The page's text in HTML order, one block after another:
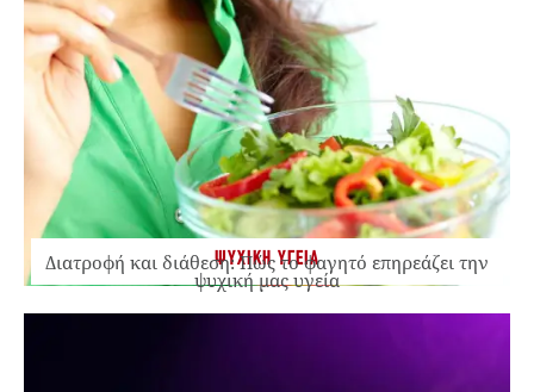
ΨΥΧΙΚΗ ΥΓΕΙΑ
Διατροφή και διάθεση: Πώς το φαγητό επηρεάζει την
ψυχική μας υγεία